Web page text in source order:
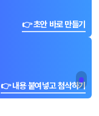
👉 초안 바로 만들기
👉 내용 붙여넣고 첨삭하기